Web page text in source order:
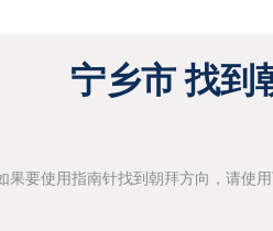
宁乡市 找到
要使用指南针找到朝拜方向，请使